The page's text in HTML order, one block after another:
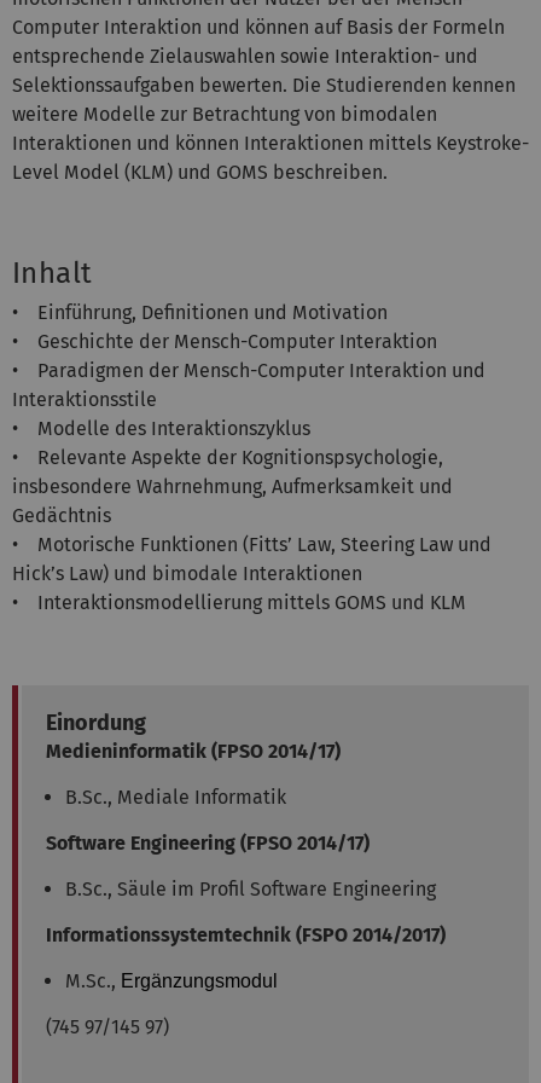
Computer Interaktion und können auf Basis der Formeln
entsprechende Zielauswahlen sowie Interaktion- und
Selektionssaufgaben bewerten. Die Studierenden kennen
weitere Modelle zur Betrachtung von bimodalen
Interaktionen und können Interaktionen mittels Keystroke-
Level Model (KLM) und GOMS beschreiben.
Inhalt
• Einführung, Definitionen und Motivation
• Geschichte der Mensch-Computer Interaktion
• Paradigmen der Mensch-Computer Interaktion und
Interaktionsstile
• Modelle des Interaktionszyklus
• Relevante Aspekte der Kognitionspsychologie,
insbesondere Wahrnehmung, Aufmerksamkeit und
Gedächtnis
• Motorische Funktionen (Fitts’ Law, Steering Law und
Hick’s Law) und bimodale Interaktionen
• Interaktionsmodellierung mittels GOMS und KLM
Einordung
Medieninformatik (FPSO 2014/17)
B.Sc., Mediale Informatik
Software Engineering (FPSO 2014/17)
B.Sc., Säule im Profil Software Engineering
Informationssystemtechnik (FSPO 2014/2017)
M.Sc., Ergänzungsmodul
(745 97/145 97)